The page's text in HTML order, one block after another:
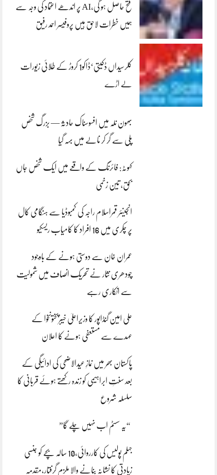
فتح حاصل ہو گی،AI پر اندھے اعتماد کی وجہ سے
ہمیں خطرات لاحق ہیں پروفیسر احمد رفیق
کلرسیداں ڈکیتی‘ڈاکو1 کروڑ کے طلائی زیورات
لے اڑے
بھون نلہ میں افسوسناک حادثہ — بزرگ شخص
پلی سے گر کر نالے میں بہہ گیا
کہوٹہ: فائرنگ کے واقعے میں ایک شخص جاں
بحق، تین زخمی
انجینئر قمراسلام راجہ کی کمبوڈیا سے ہنگامی کال
پر چکری میں 16 افراد کا کامیاب ریسکیو
عمران خان سے دوستی ہونے کے باوجود
چودھری نثار نے تحریک انصاف میں شمولیت
سے انکاری رہے
علی امین گنڈاپور کا وزیراعلیٰ خیبرپختونخوا کے
عہدے سے مستعفی ہونے کا اعلان
پاکستان بھر میں نمازِ عیدالاضحی کی ادائیگی کے
بعد سنتِ ابراہیمی کو زندہ رکھتے ہوئے قربانی کا
سلسلہ شروع
“یہ سسٹم اب نہیں چلے گا”
جہلم پولیس کی کارروائی،10 سالہ بچے کو جنسی
زیادتی کا نشانہ بنانے والا ملزم گرفتار،مقدمہ